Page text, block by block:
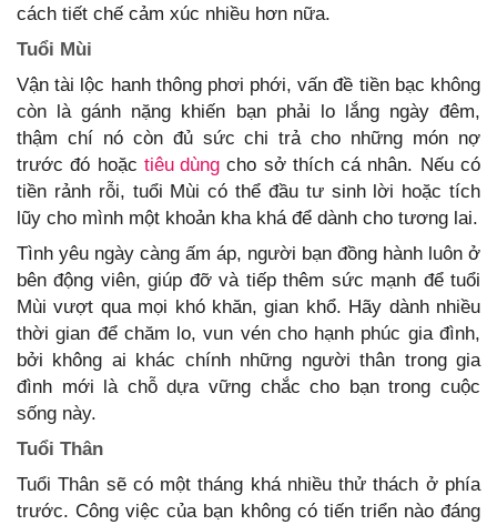
cách tiết chế cảm xúc nhiều hơn nữa.
Tuổi Mùi
Vận tài lộc hanh thông phơi phới, vấn đề tiền bạc không
còn là gánh nặng khiến bạn phải lo lắng ngày đêm,
thậm chí nó còn đủ sức chi trả cho những món nợ
trước đó hoặc tiêu dùngcho sở thích cá nhân. Nếu có
tiền rảnh rỗi, tuổi Mùi có thể đầu tư sinh lời hoặc tích
lũy cho mình một khoản kha khá để dành cho tương lai.
Tình yêu ngày càng ấm áp, người bạn đồng hành luôn ở
bên động viên, giúp đỡ và tiếp thêm sức mạnh để tuổi
Mùi vượt qua mọi khó khăn, gian khổ. Hãy dành nhiều
thời gian để chăm lo, vun vén cho hạnh phúc gia đình,
bởi không ai khác chính những người thân trong gia
đình mới là chỗ dựa vững chắc cho bạn trong cuộc
sống này.
Tuổi Thân
Tuổi Thân sẽ có một tháng khá nhiều thử thách ở phía
trước. Công việc của bạn không có tiến triển nào đáng